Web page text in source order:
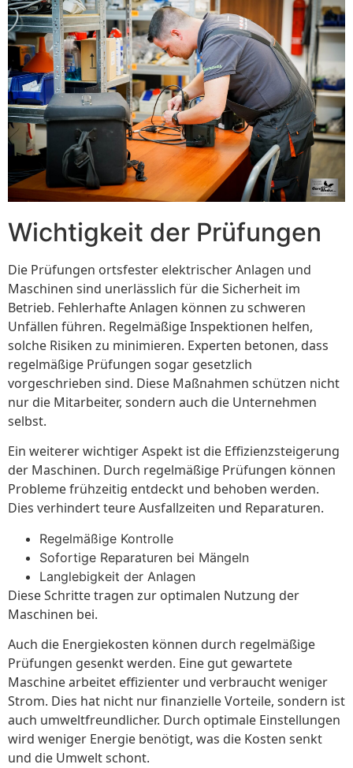
Wichtigkeit der Prüfungen
Die Prüfungen ortsfester elektrischer Anlagen und
Maschinen sind unerlässlich für die Sicherheit im
Betrieb. Fehlerhafte Anlagen können zu schweren
Unfällen führen. Regelmäßige Inspektionen helfen,
solche Risiken zu minimieren. Experten betonen, dass
regelmäßige Prüfungen sogar gesetzlich
vorgeschrieben sind. Diese Maßnahmen schützen nicht
nur die Mitarbeiter, sondern auch die Unternehmen
selbst.
Ein weiterer wichtiger Aspekt ist die Effizienzsteigerung
der Maschinen. Durch regelmäßige Prüfungen können
Probleme frühzeitig entdeckt und behoben werden.
Dies verhindert teure Ausfallzeiten und Reparaturen.
Regelmäßige Kontrolle
Sofortige Reparaturen bei Mängeln
Langlebigkeit der Anlagen
Diese Schritte tragen zur optimalen Nutzung der
Maschinen bei.
Auch die Energiekosten können durch regelmäßige
Prüfungen gesenkt werden. Eine gut gewartete
Maschine arbeitet effizienter und verbraucht weniger
Strom. Dies hat nicht nur finanzielle Vorteile, sondern ist
auch umweltfreundlicher. Durch optimale Einstellungen
wird weniger Energie benötigt, was die Kosten senkt
und die Umwelt schont.